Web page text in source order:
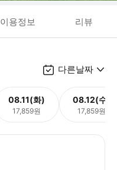
이용정보 리뷰
다른날짜
08.11(화)
17,859원
08.12(수)
17,859원